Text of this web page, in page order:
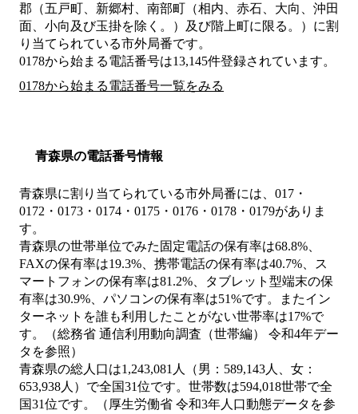
郡（五戸町、新郷村、南部町（相内、赤石、大向、沖田
面、小向及び玉掛を除く。）及び階上町に限る。） に割
り当てられている市外局番です。
0178から始まる電話番号は13,145件登録されています。
0178から始まる電話番号一覧をみる
青森県の電話番号情報
青森県に割り当てられている市外局番には、017・
0172・0173・0174・0175・0176・0178・0179がありま
す。
青森県の世帯単位でみた固定電話の保有率は68.8%、
FAXの保有率は19.3%、携帯電話の保有率は40.7%、ス
マートフォンの保有率は81.2%、タブレット型端末の保
有率は30.9%、パソコンの保有率は51%です。またイン
ターネットを誰も利用したことがない世帯率は17%で
す。（総務省 通信利用動向調査（世帯編） 令和4年デー
タを参照）
青森県の総人口は1,243,081人（男：589,143人、女：
653,938人）で全国31位です。世帯数は594,018世帯で全
国31位です。（厚生労働省 令和3年人口動態データを参